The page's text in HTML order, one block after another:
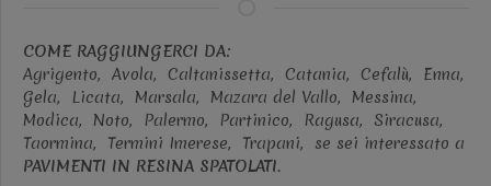
COME RAGGIUNGERCI DA:
Agrigento, Avola, Caltanissetta, Catania, Cefalù, Enna,
Gela, Licata, Marsala, Mazara del Vallo, Messina,
Modica, Noto, Palermo, Partinico, Ragusa, Siracusa,
Taormina, Termini Imerese, Trapani, se sei interessato a
PAVIMENTI IN RESINA SPATOLATI.